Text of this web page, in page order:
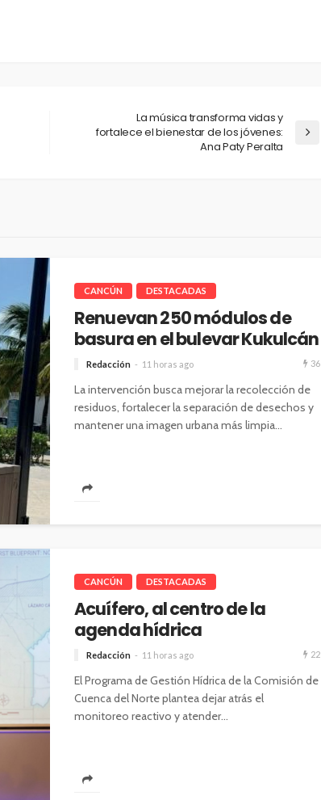
La música transforma vidas y
fortalece el bienestar de los jóvenes:
Ana Paty Peralta
CANCÚN DESTACADAS
Renuevan 250 módulos de
basura en el bulevar Kukulcán
Redacción 11 horas ago 36
La intervención busca mejorar la recolección de
residuos, fortalecer la separación de desechos y
mantener una imagen urbana más limpia...
CANCÚN DESTACADAS
Acuífero, al centro de la
agenda hídrica
Redacción 11 horas ago 22
El Programa de Gestión Hídrica de la Comisión de
Cuenca del Norte plantea dejar atrás el
monitoreo reactivo y atender...